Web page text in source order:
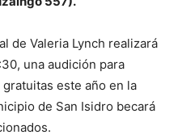
de Valeria Lynch realizará
una audición para
este año en la
de San Isidro becará